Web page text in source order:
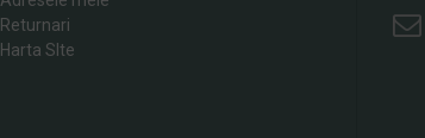
Returnari
Harta SIte